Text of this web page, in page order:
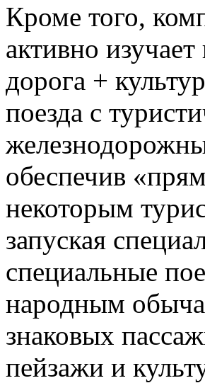
Кроме того,
активно
дорога +
поезда с
обеспечив
некоторым
запуская
специальные
народным
знаковых
пейзажи и